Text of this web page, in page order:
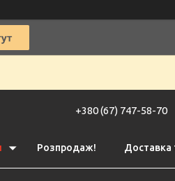
+380 (67) 747-58-70
Розпродаж! Доставка